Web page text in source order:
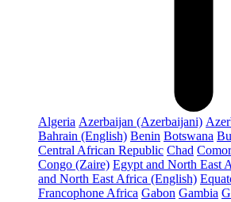
Algeria Azerbaijan (Azerbaijani)
Bahrain (English) Benin Botswana
Central African Republic Chad
Congo (Zaire) Egypt and North East
and North East Africa (English)
Francophone Africa Gabon Gambia